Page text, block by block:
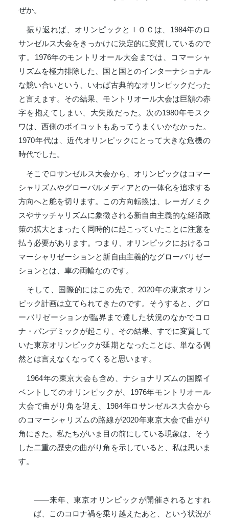
ぜか。
振り返れば、オリンピックとＩＯＣは、1984年のロ
サンゼルス大会をきっかけに決定的に変質しているので
す。1976年のモントリオール大会までは、コマーシャ
リズムを極力排除した、国と国とのインターナショナル
な競い合いという、いわば古典的なオリンピックだった
と言えます。その結果、モントリオール大会は巨額の赤
字を抱えてしまい、大失敗だった。次の1980年モスク
ワは、西側のボイコットもあってうまくいかなかった。
1970年代は、近代オリンピックにとって大きな危機の
時代でした。
そこでロサンゼルス大会から、オリンピックはコマー
シャリズムやグローバルメディアとの一体化を追求する
方向へと舵を切ります。この方向転換は、レーガノミク
スやサッチャリズムに象徴される新自由主義的な経済政
策の拡大とまったく同時的に起こっていたことに注意を
払う必要があります。つまり、オリンピックにおけるコ
マーシャリゼーションと新自由主義的なグローバリゼー
ションとは、車の両輪なのです。
そして、国際的にはこの先で、2020年の東京オリン
ピック計画は立てられてきたのです。そうすると、グロ
ーバリゼーションが臨界まで達した状況のなかでコロ
ナ・パンデミックが起こり、その結果、すでに変質して
いた東京オリンピックが延期となったことは、単なる偶
然とは言えなくなってくると思います。
1964年の東京大会も含め、ナショナリズムの国際イ
ベントしてのオリンピックが、1976年モントリオール
大会で曲がり角を迎え、1984年ロサンゼルス大会から
のコマーシャリズムの路線が2020年東京大会で曲がり
角にきた。私たちがいま目の前にしている現象は、そう
した二重の歴史の曲がり角を示していると、私は思いま
す。
――来年、東京オリンピックが開催されるとすれ
ば、このコロナ禍を乗り越えたあと、という状況が